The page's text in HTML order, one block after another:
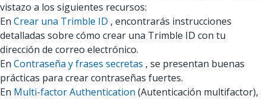
vistazo a los siguientes recursos:
En Crear una Trimble ID , encontrarás instrucciones
detalladas sobre cómo crear una Trimble ID con tu
dirección de correo electrónico.
En Contraseña y frases secretas , se presentan buenas
prácticas para crear contraseñas fuertes.
En Multi-factor Authentication (Autenticación multifactor),